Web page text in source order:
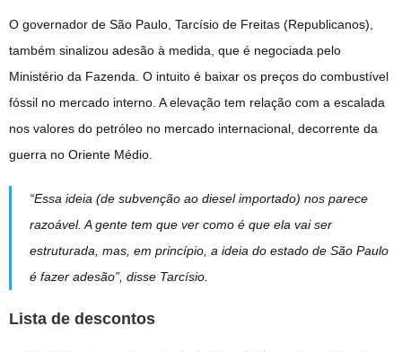
O governador de São Paulo, Tarcísio de Freitas (Republicanos),
também sinalizou adesão à medida, que é negociada pelo
Ministério da Fazenda. O intuito é baixar os preços do combustível
fóssil no mercado interno. A elevação tem relação com a escalada
nos valores do petróleo no mercado internacional, decorrente da
guerra no Oriente Médio.
“Essa ideia (de subvenção ao diesel importado) nos parece
razoável. A gente tem que ver como é que ela vai ser
estruturada, mas, em princípio, a ideia do estado de São Paulo
é fazer adesão”, disse Tarcísio.
Lista de descontos